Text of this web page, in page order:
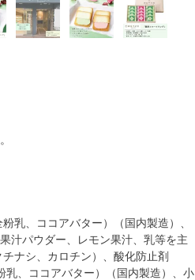
乳、ココアバター）（国内製造）、
汁パウダー、レモン果汁、乳等を主
ナシ、カロチン）、酸化防止剤
乳、ココアバター）（国内製造）、小